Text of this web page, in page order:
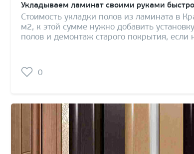
Укладываем ламинат своими руками
Стоимость укладки полов из ламината в
м2, к этой сумме нужно добавить
полов и демонтаж старого покрытия,
0